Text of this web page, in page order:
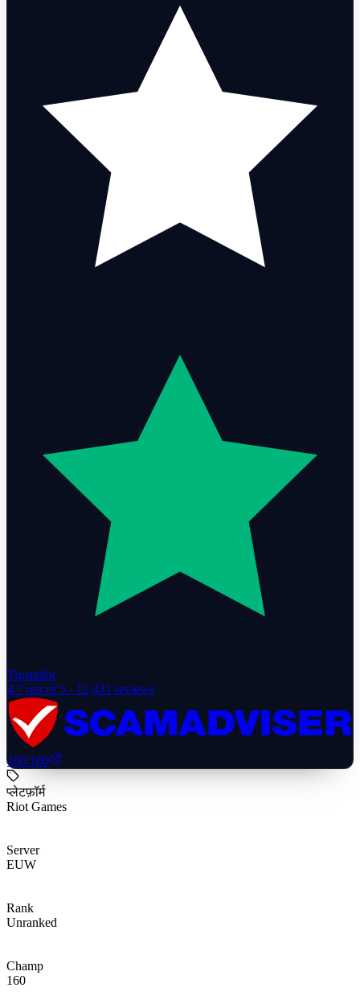
Trustpilot
4.7 out of 5 · 12,431 reviews
100/100
प्लेटफ़ॉर्म
Riot Games
Server
EUW
Rank
Unranked
Champ
160